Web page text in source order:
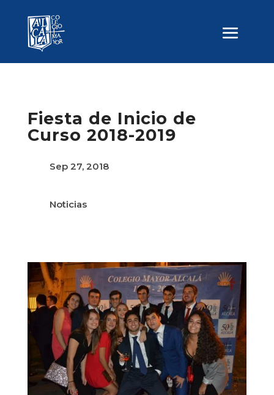
Fiesta de Inicio de
Curso 2018-2019
Sep 27, 2018
Noticias